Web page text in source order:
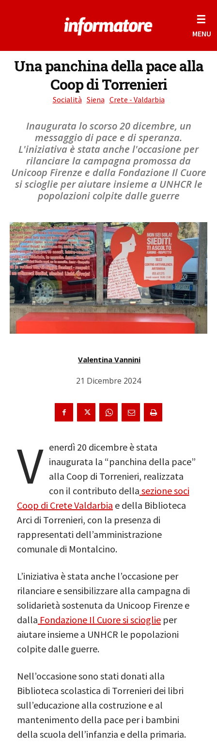
☰
MENU
Una panchina della pace alla
Coop di Torrenieri
Socialità Siena Crete - Valdarbia
Inaugurata lo scorso 20 dicembre, un
messaggio di pace e di speranza.
L'iniziativa è stata anche l'occasione per
rilanciare la campagna promossa da
Unicoop Firenze e dalla Fondazione Il Cuore
si scioglie per aiutare insieme a UNHCR le
popolazioni colpite dalle guerre
Valentina Vannini
21 Dicembre 2024
V enerdì 20 dicembre è stata
inaugurata la “panchina della pace”
alla Coop di Torrenieri, realizzata
con il contributo della sezione soci
Coop di Crete Valdarbia e della Biblioteca
Arci di Torrenieri, con la presenza di
rappresentati dell’amministrazione
comunale di Montalcino.
L’iniziativa è stata anche l’occasione per
rilanciare e sensibilizzare alla campagna di
solidarietà sostenuta da Unicoop Firenze e
dalla Fondazione Il Cuore si scioglie per
aiutare insieme a UNHCR le popolazioni
colpite dalle guerre.
Nell’occasione sono stati donati alla
Biblioteca scolastica di Torrenieri dei libri
sull’educazione alla costruzione e al
mantenimento della pace per i bambini
della scuola dell’infanzia e della primaria.